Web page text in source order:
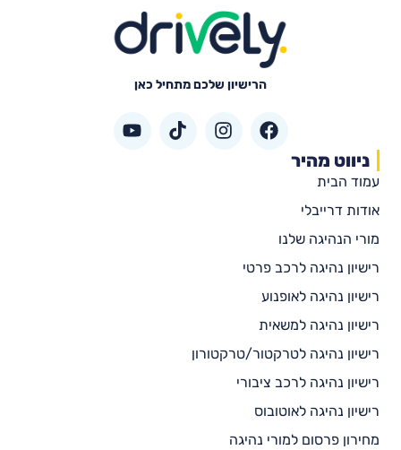
הרישיון שלכם מתחיל כאן
ניווט מהיר
עמוד הבית
אודות דרייבלי
מורי הנהיגה שלנו
רישיון נהיגה לרכב פרטי
רישיון נהיגה לאופנוע
רישיון נהיגה למשאית
רישיון נהיגה לטרקטור/טרקטורון
רישיון נהיגה לרכב ציבורי
רישיון נהיגה לאוטובוס
מחירון פרסום למורי נהיגה